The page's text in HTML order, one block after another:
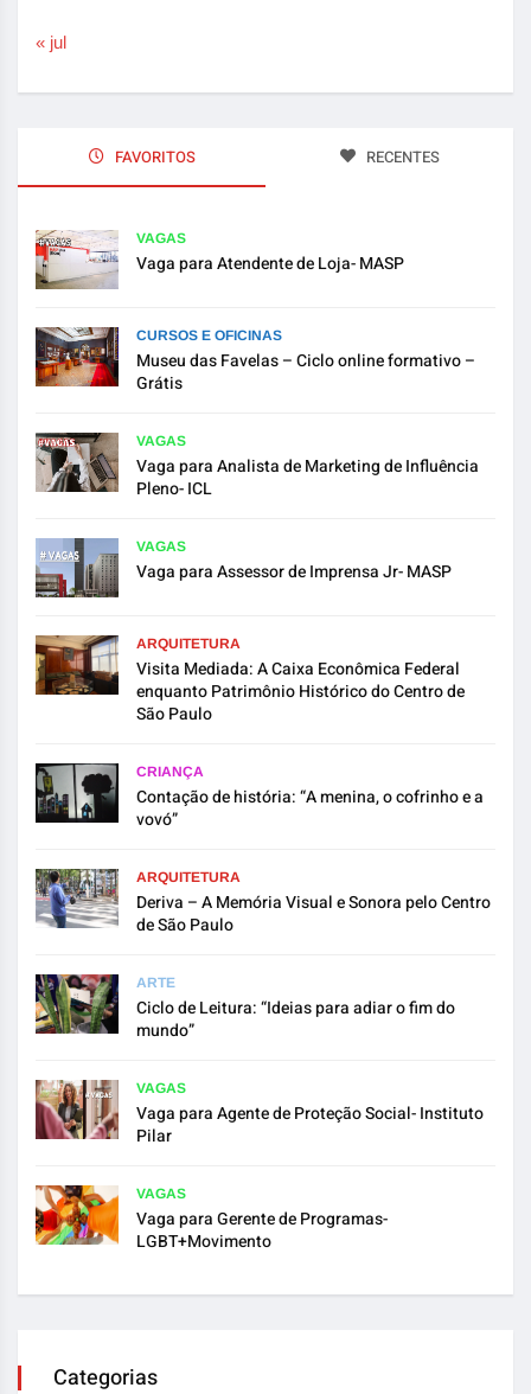
« jul
FAVORITOS RECENTES
VAGAS
Vaga para Atendente de Loja- MASP
CURSOS E OFICINAS
Museu das Favelas – Ciclo online formativo –
Grátis
VAGAS
Vaga para Analista de Marketing de Influência
Pleno- ICL
VAGAS
Vaga para Assessor de Imprensa Jr- MASP
ARQUITETURA
Visita Mediada: A Caixa Econômica Federal
enquanto Patrimônio Histórico do Centro de
São Paulo
CRIANÇA
Contação de história: “A menina, o cofrinho e a
vovó”
ARQUITETURA
Deriva – A Memória Visual e Sonora pelo Centro
de São Paulo
ARTE
Ciclo de Leitura: “Ideias para adiar o fim do
mundo”
VAGAS
Vaga para Agente de Proteção Social- Instituto
Pilar
VAGAS
Vaga para Gerente de Programas-
LGBT+Movimento
Categorias